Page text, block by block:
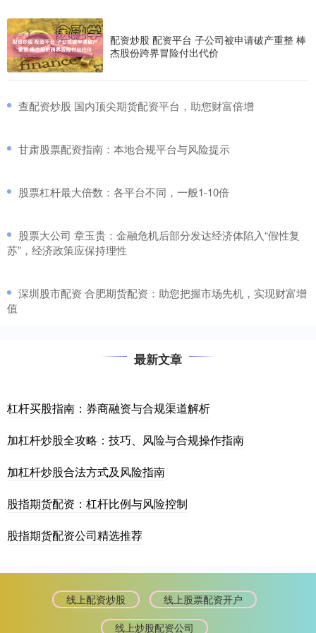
配资炒股 配资平台 子公司被申请破产重整 棒
杰股份跨界冒险付出代价
​查配资炒股 国内顶尖期货配资平台，助您财富倍增
​甘肃股票配资指南：本地合规平台与风险提示
​股票杠杆最大倍数：各平台不同，一般1-10倍
​股票大公司 章玉贵：金融危机后部分发达经济体陷入“假性复
苏”，经济政策应保持理性
​深圳股市配资 合肥期货配资：助您把握市场先机，实现财富增
值
最新文章
杠杆买股指南：券商融资与合规渠道解析
加杠杆炒股全攻略：技巧、风险与合规操作指南
加杠杆炒股合法方式及风险指南
股指期货配资：杠杆比例与风险控制
股指期货配资公司精选推荐
线上配资炒股
线上股票配资开户
线上炒股配资公司